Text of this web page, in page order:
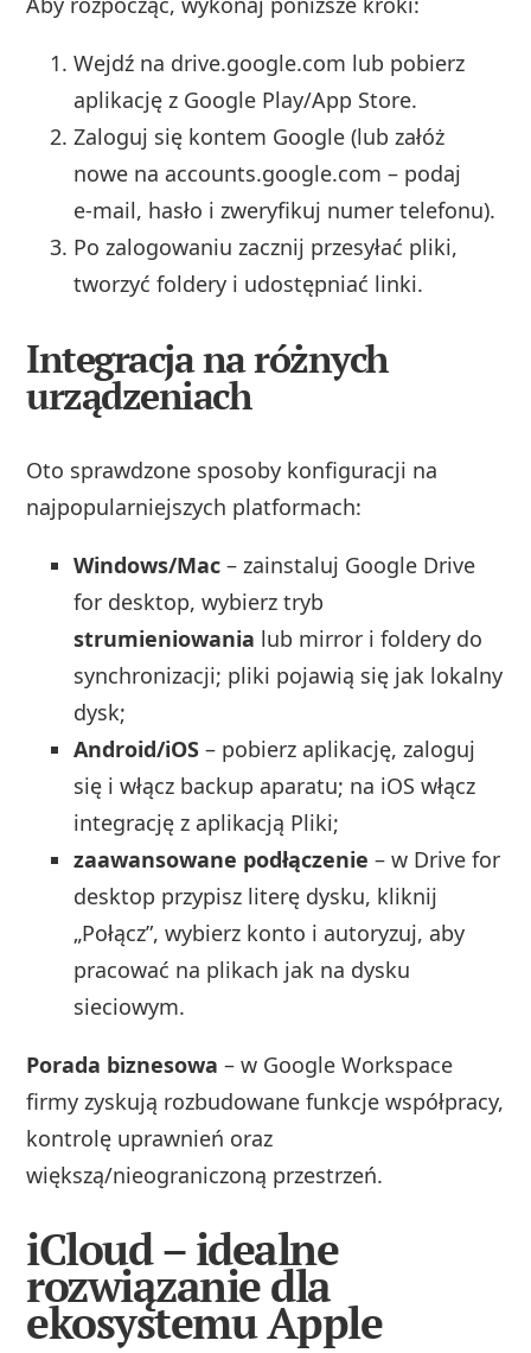
Wejdź na drive.google.com lub pobierz
aplikację z Google Play/App Store.
Zaloguj się kontem Google (lub załóż
nowe na accounts.google.com – podaj
e‑mail, hasło i zweryfikuj numer telefonu).
Po zalogowaniu zacznij przesyłać pliki,
tworzyć foldery i udostępniać linki.
Integracja na różnych
urządzeniach
Oto sprawdzone sposoby konfiguracji na
najpopularniejszych platformach:
Windows/Mac – zainstaluj Google Drive
for desktop, wybierz tryb
strumieniowania lub mirror i foldery do
synchronizacji; pliki pojawią się jak lokalny
dysk;
Android/iOS – pobierz aplikację, zaloguj
się i włącz backup aparatu; na iOS włącz
integrację z aplikacją Pliki;
zaawansowane podłączenie – w Drive for
desktop przypisz literę dysku, kliknij
„Połącz”, wybierz konto i autoryzuj, aby
pracować na plikach jak na dysku
sieciowym.
Porada biznesowa – w Google Workspace
firmy zyskują rozbudowane funkcje współpracy,
kontrolę uprawnień oraz
większą/nieograniczoną przestrzeń.
iCloud – idealne
rozwiązanie dla
ekosystemu Apple